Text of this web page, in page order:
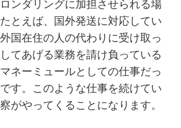
ンダリングに加担させられる場
とえば、国外発送に対応してい
国在住の人の代わりに受け取っ
てあげる業務を請け負っている
ネーミュールとしての仕事だっ
す。このような仕事を続けてい
がやってくることになります。